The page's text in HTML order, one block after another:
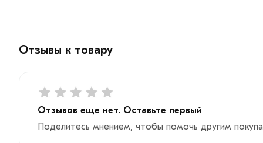
Отзывы к товару
Отзывов еще нет. Оставьте первый
Поделитесь мнением, чтобы помочь другим